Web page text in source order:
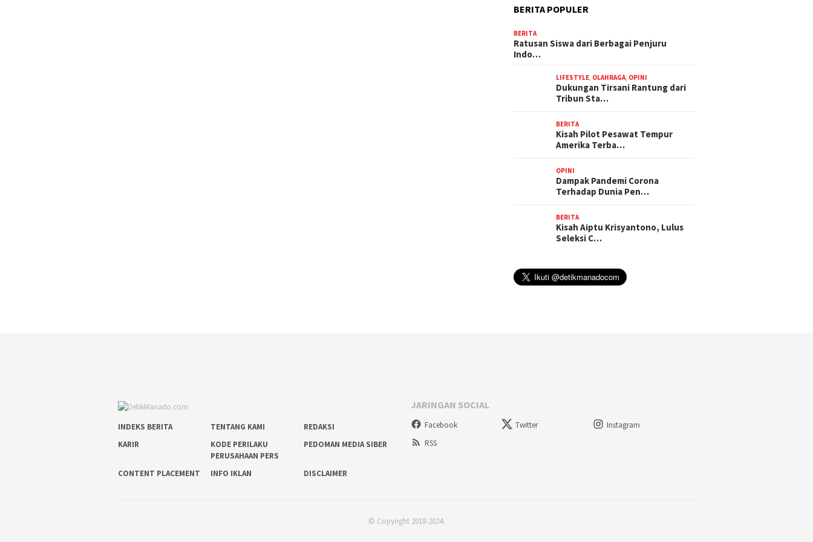
BERITA POPULER
BERITA
Ratusan Siswa dari Berbagai Penjuru
Indo…
LIFESTYLE, OLAHRAGA, OPINI
Dukungan Tirsani Rantung dari
Tribun Sta…
BERITA
Kisah Pilot Pesawat Tempur
Amerika Terba…
OPINI
Dampak Pandemi Corona
Terhadap Dunia Pen…
BERITA
Kisah Aiptu Krisyantono, Lulus
Seleksi C…
INDEKS BERITA TENTANG KAMI
REDAKSI
KARIR
KODE PERILAKU
PERUSAHAAN PERS
PEDOMAN MEDIA SIBER
CONTENT PLACEMENT INFO IKLAN DISCLAIMER
JARINGAN SOCIAL
Facebook Twitter
Instagram
RSS
© Copyright 2018-2024.